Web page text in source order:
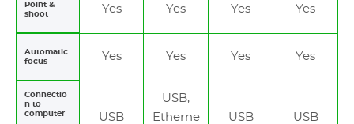
Point &
shoot
Yes Yes Yes Yes
Automatic
focus
Yes Yes Yes Yes
Connectio
n to
computer
USB
USB,
Etherne
USB USB